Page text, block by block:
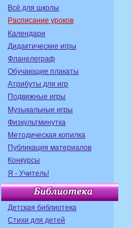
Всё для школы
Расписание уроков
Календари
Дидактические игры
Фланелеграф
Обучающие плакаты
Атрибуты для игр
Подвижные игры
Музыкальные игры
Физкультминутка
Методическая копилка
Публикация материалов
Конкурсы
Я - Учитель!
Детская библиотека
Стихи для детей